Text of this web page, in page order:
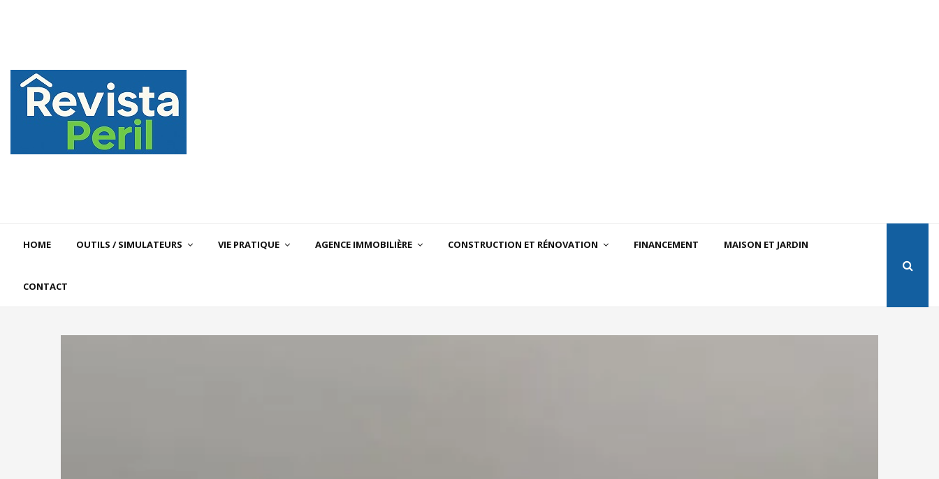
HOME OUTILS / SIMULATEURS VIE PRATIQUE AGENCE IMMOBILIÈRE CONSTRUCTION ET RÉNOVATION FINANCEMENT MAISON ET JARDIN
CONTACT